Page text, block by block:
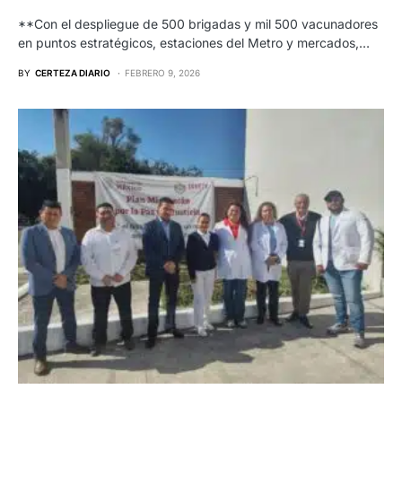
**Con el despliegue de 500 brigadas y mil 500 vacunadores
en puntos estratégicos, estaciones del Metro y mercados,…
BY CERTEZA DIARIO FEBRERO 9, 2026